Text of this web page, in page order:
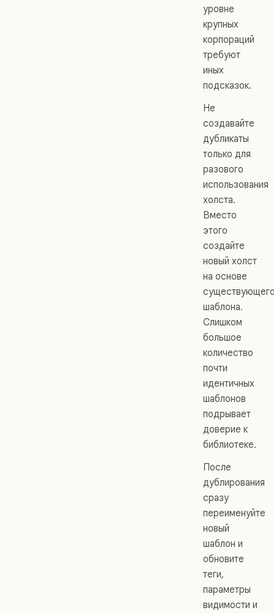
уровне
крупных
корпораций
требуют
иных
подсказок.
Не
создавайте
дубликаты
только для
разового
использования
холста.
Вместо
этого
создайте
новый холст
на основе
шаблона.
Слишком
большое
количество
почти
идентичных
шаблонов
подрывает
доверие к
библиотеке.
После
дублирования
сразу
переименуйте
новый
шаблон и
обновите
теги,
параметры
видимости и